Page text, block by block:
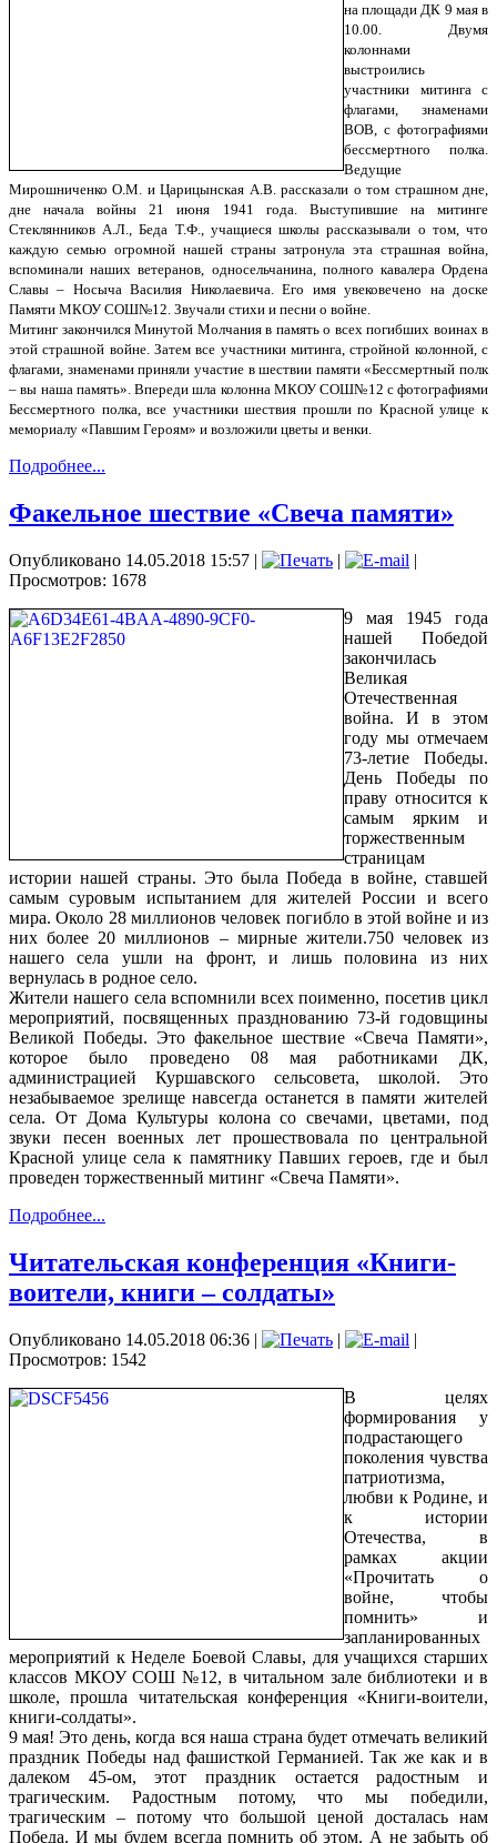
на площади ДК 9 мая в
10.00. Двумя
колоннами
выстроились
участники митинга с
флагами, знаменами
ВОВ, с фотографиями
бессмертного полка.
Ведущие
Мирошниченко О.М. и Царицынская А.В. рассказали о том страшном дне,
дне начала войны 21 июня 1941 года. Выступившие на митинге
Стеклянников А.Л., Беда Т.Ф., учащиеся школы рассказывали о том, что
каждую семью огромной нашей страны затронула эта страшная война,
вспоминали наших ветеранов, односельчанина, полного кавалера Ордена
Славы – Носыча Василия Николаевича. Его имя увековечено на доске
Памяти МКОУ СОШ№12. Звучали стихи и песни о войне.
Митинг закончился Минутой Молчания в память о всех погибших воинах в
этой страшной войне. Затем все участники митинга, стройной колонной, с
флагами, знаменами приняли участие в шествии памяти «Бессмертный полк
– вы наша память». Впереди шла колонна МКОУ СОШ№12 с фотографиями
Бессмертного полка, все участники шествия прошли по Красной улице к
мемориалу «Павшим Героям» и возложили цветы и венки.
Подробнее...
Факельное шествие «Свеча памяти»
Опубликовано 14.05.2018 15:57 | |
|
Просмотров: 1678
9 мая 1945 года
нашей Победой
закончилась
Великая
Отечественная
война. И в этом
году мы отмечаем
73-летие Победы.
День Победы по
праву относится к
самым ярким и
торжественным
страницам
истории нашей страны. Это была Победа в войне, ставшей
самым суровым испытанием для жителей России и всего
мира. Около 28 миллионов человек погибло в этой войне и из
них более 20 миллионов – мирные жители.750 человек из
нашего села ушли на фронт, и лишь половина из них
вернулась в родное село.
Жители нашего села вспомнили всех поименно, посетив цикл
мероприятий, посвященных празднованию 73-й годовщины
Великой Победы. Это факельное шествие «Свеча Памяти»,
которое было проведено 08 мая работниками ДК,
администрацией Куршавского сельсовета, школой. Это
незабываемое зрелище навсегда останется в памяти жителей
села. От Дома Культуры колона со свечами, цветами, под
звуки песен военных лет прошествовала по центральной
Красной улице села к памятнику Павших героев, где и был
проведен торжественный митинг «Свеча Памяти».
Подробнее...
Читательская конференция «Книги-
воители, книги – солдаты»
Опубликовано 14.05.2018 06:36 | |
|
Просмотров: 1542
В целях
формирования у
подрастающего
поколения чувства
патриотизма,
любви к Родине, и
к истории
Отечества, в
рамках акции
«Прочитать о
войне, чтобы
помнить» и
запланированных
мероприятий к Неделе Боевой Славы, для учащихся старших
классов МКОУ СОШ №12, в читальном зале библиотеки и в
школе, прошла читательская конференция «Книги-воители,
книги-солдаты».
9 мая! Это день, когда вся наша страна будет отмечать великий
праздник Победы над фашисткой Германией. Так же как и в
далеком 45-ом, этот праздник остается радостным и
трагическим. Радостным потому, что мы победили,
трагическим – потому что большой ценой досталась нам
Победа. И мы будем всегда помнить об этом. А не забыть об